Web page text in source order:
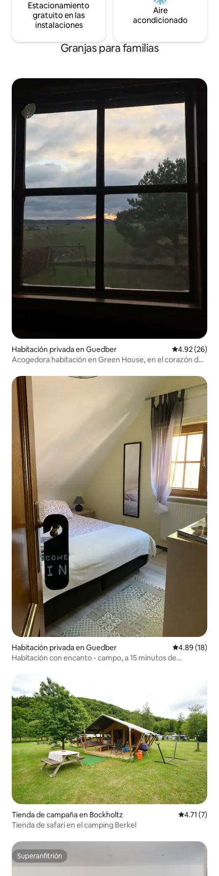
Estacionamiento
gratuito en las
instalaciones
Aire
acondicionado
Granjas para familias
Habitación privada en Guedber Calificación
4.92 (26)
Acogedora habitación en Green House, en el corazón del
Habitación privada en Guedber Calificación
4.89 (18)
Habitación con encanto - campo, a 15 minutos de
Tienda de campaña en Bockholtz Calificación
4.71 (7)
Tienda de safari en el camping Berkel
Superanfitrión
Superanfitrión